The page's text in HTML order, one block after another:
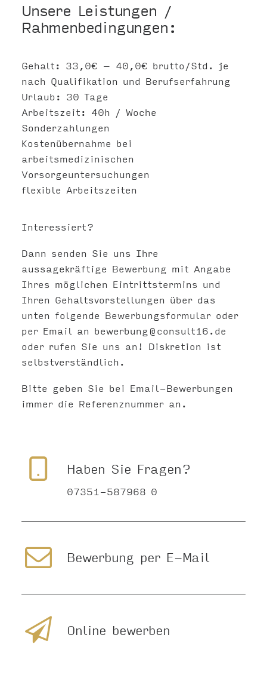
Unsere Leistungen /
Rahmenbedingungen:
Gehalt: 33,0€ – 40,0€ brutto/Std. je
nach Qualifikation und Berufserfahrung
Urlaub: 30 Tage
Arbeitszeit: 40h / Woche
Sonderzahlungen
Kostenübernahme bei
arbeitsmedizinischen
Vorsorgeuntersuchungen
flexible Arbeitszeiten
Interessiert?
Dann senden Sie uns Ihre
aussagekräftige Bewerbung mit Angabe
Ihres möglichen Eintrittstermins und
Ihren Gehaltsvorstellungen über das
unten folgende Bewerbungsformular oder
per Email an bewerbung@consult16.de
oder rufen Sie uns an! Diskretion ist
selbstverständlich.
Bitte geben Sie bei Email-Bewerbungen
immer die Referenznummer an.
Haben Sie Fragen?
07351-587968 0
Bewerbung per E-Mail
Online bewerben